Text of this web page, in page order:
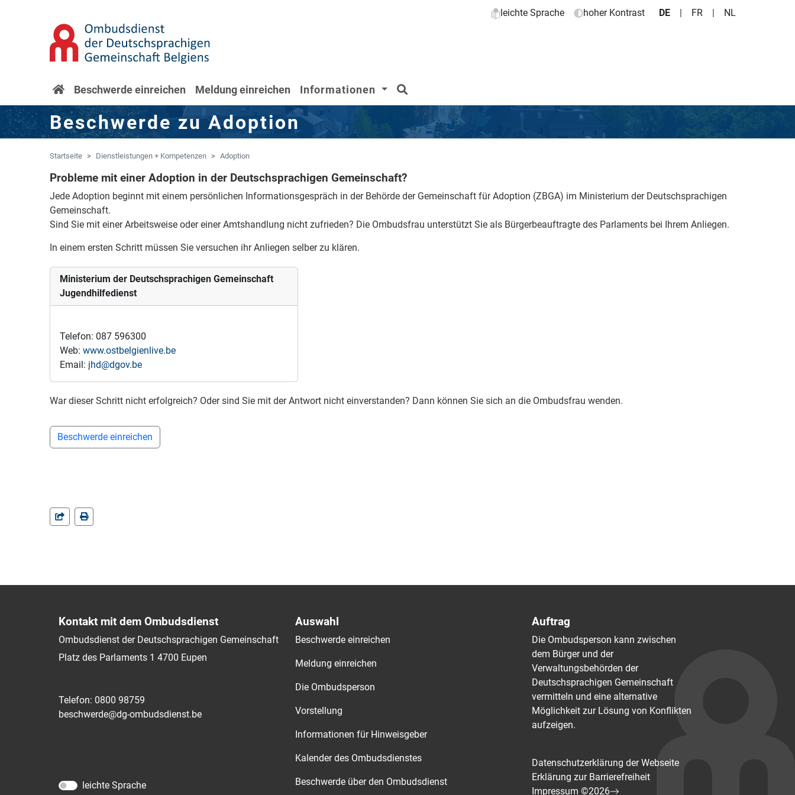
Zur Navigation springen
leichte Sprache hoher Kontrast DE | FR | NL
Startseite
Beschwerde einreichen Meldung einreichen Informationen
Beschwerde zu Adoption
Startseite Dienstleistungen + Kompetenzen Adoption
Probleme mit einer Adoption in der Deutschsprachigen Gemeinschaft?
Jede Adoption beginnt mit einem persönlichen Informationsgespräch in der Behörde der Gemeinschaft für Adoption (ZBGA) im Ministerium der Deutschsprachigen
Gemeinschaft.
Sind Sie mit einer Arbeitsweise oder einer Amtshandlung nicht zufrieden? Die Ombudsfrau unterstützt Sie als Bürgerbeauftragte des Parlaments bei Ihrem Anliegen.
In einem ersten Schritt müssen Sie versuchen ihr Anliegen selber zu klären.
Ministerium der Deutschsprachigen Gemeinschaft
Jugendhilfedienst
Telefon: 087 596300
Web: www.ostbelgienlive.be
Email: jhd@dgov.be
War dieser Schritt nicht erfolgreich? Oder sind Sie mit der Antwort nicht einverstanden? Dann können Sie sich an die Ombudsfrau wenden.
Beschwerde einreichen
Kontakt mit dem Ombudsdienst
Ombudsdienst der Deutschsprachigen Gemeinschaft
Platz des Parlaments 1 4700 Eupen
Telefon: 0800 98759
beschwerde@dg-ombudsdienst.be
leichte Sprache
Auswahl
Beschwerde einreichen
Meldung einreichen
Die Ombudsperson
Vorstellung
Informationen für Hinweisgeber
Kalender des Ombudsdienstes
Beschwerde über den Ombudsdienst
Auftrag
Die Ombudsperson kann zwischen
dem Bürger und der
Verwaltungsbehörden der
Deutschsprachigen Gemeinschaft
vermitteln und eine alternative
Möglichkeit zur Lösung von Konflikten
aufzeigen.
Datenschutzerklärung der Webseite
Erklärung zur Barrierefreiheit
Impressum ©2026